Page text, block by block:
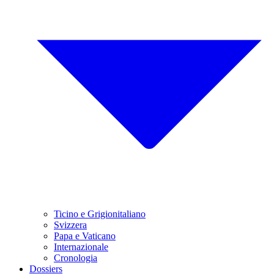
Ticino e Grigionitaliano
Svizzera
Papa e Vaticano
Internazionale
Cronologia
Dossiers